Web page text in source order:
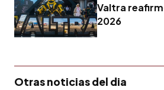
Valtra
2026
Otras noticias del dia